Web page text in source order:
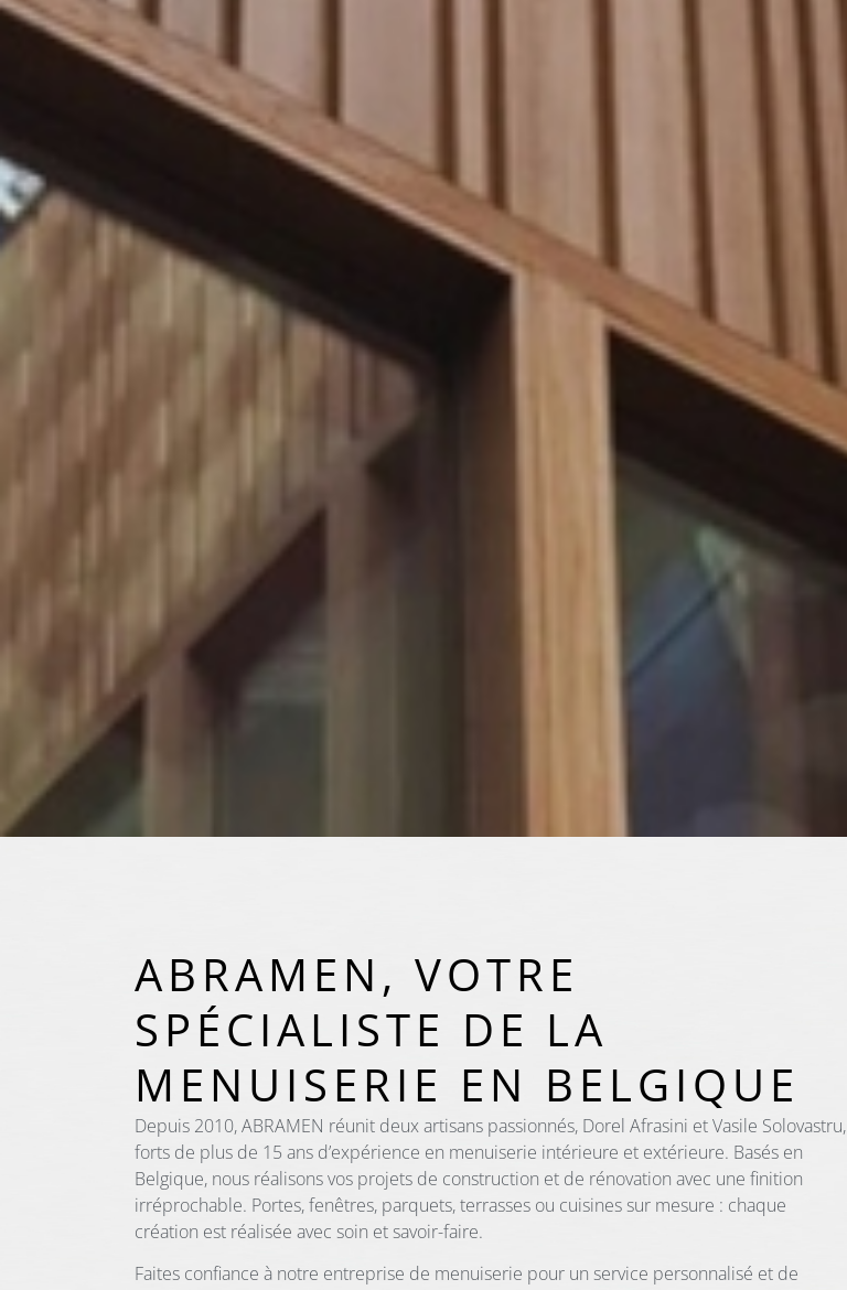
ABRAMEN, VOTRE
SPÉCIALISTE DE LA
MENUISERIE EN BELGIQUE
Depuis 2010, ABRAMEN réunit deux artisans passionnés, Dorel Afrasini et Vasile Solovastru,
forts de plus de 15 ans d’expérience en menuiserie intérieure et extérieure. Basés en
Belgique, nous réalisons vos projets de construction et de rénovation avec une finition
irréprochable. Portes, fenêtres, parquets, terrasses ou cuisines sur mesure : chaque
création est réalisée avec soin et savoir-faire.
Faites confiance à notre entreprise de menuiserie pour un service personnalisé et de